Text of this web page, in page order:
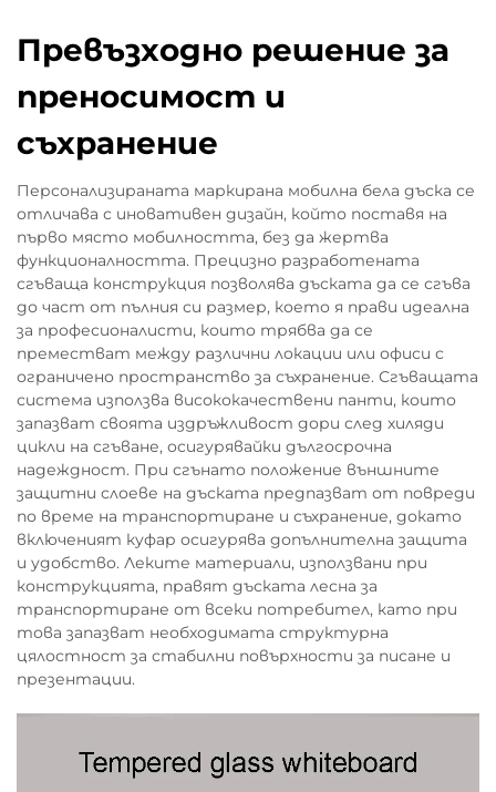
Превъзходно решение за
преносимост и
съхранение
Персонализираната маркирана мобилна бела дъска се
отличава с иновативен дизайн, който поставя на
първо място мобилността, без да жертва
функционалността. Прецизно разработената
сгъваща конструкция позволява дъската да се сгъва
до част от пълния си размер, което я прави идеална
за професионалисти, които трябва да се
преместват между различни локации или офиси с
ограничено пространство за съхранение. Сгъващата
система използва висококачествени панти, които
запазват своята издръжливост дори след хиляди
цикли на сгъване, осигурявайки дългосрочна
надеждност. При сгънато положение външните
защитни слоеве на дъската предпазват от повреди
по време на транспортиране и съхранение, докато
включеният куфар осигурява допълнителна защита
и удобство. Леките материали, използвани при
конструкцията, правят дъската лесна за
транспортиране от всеки потребител, като при
това запазват необходимата структурна
цялостност за стабилни повърхности за писане и
презентации.